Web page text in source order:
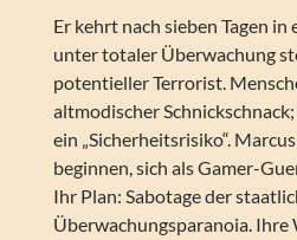
Er kehrt nach sieben Tagen in
unter totaler Überwachung
potentieller Terrorist.
altmodischer
ein „Sicherheitsrisiko“.
beginnen, sich als Gamer-
Ihr Plan: Sabotage der
Überwachungsparanoia. Ihre